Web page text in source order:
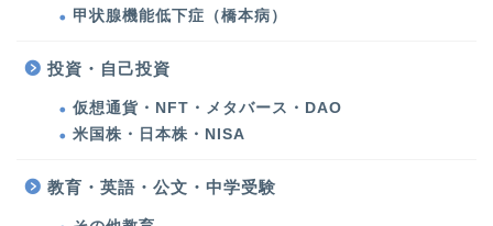
甲状腺機能低下症（橋本病）
投資・自己投資
仮想通貨・NFT・メタバース・DAO
米国株・日本株・NISA
教育・英語・公文・中学受験